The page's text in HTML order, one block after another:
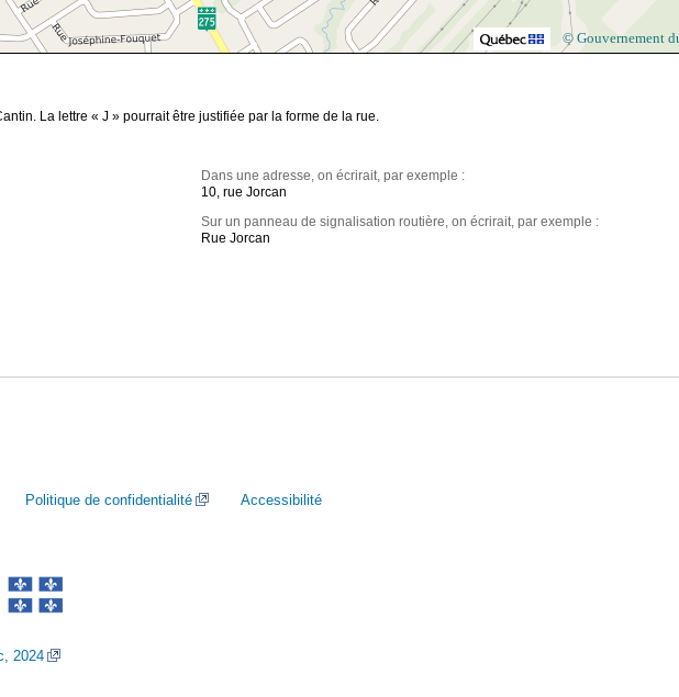
© Gouvernement
La lettre « J » pourrait être justifiée par la forme de la rue.
Dans une adresse, on écrirait, par exemple :
10, rue Jorcan
Sur un panneau de signalisation routière, on écrirait, par exemple :
Rue Jorcan
Politique de confidentialité Accessibilité
2024